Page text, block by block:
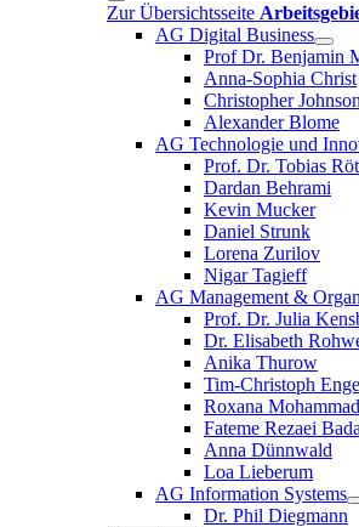
Zur Übersichtsseite
AG Digital Business
Prof Dr. Benjamin
Anna-Sophia Christ
Christopher Johnson
Alexander Blome
AG Technologie und
Prof. Dr. Tobias
Dardan Behrami
Kevin Mucker
Daniel Strunk
Lorena Zurilov
Nigar Tagieff
AG Management &
Prof. Dr. Julia
Dr. Elisabeth
Anika Thurow
Tim-Christoph
Roxana
Fateme Rezaei
Anna Dünnwald
Loa Lieberum
AG Information Systems
Dr. Phil Diegmann